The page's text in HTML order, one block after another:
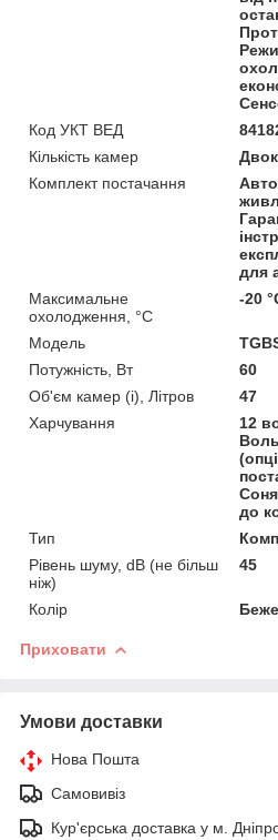
Код УКТ ВЕД
Кількість камер
Комплект постачання
для
Максимальне
охолодження, °C
-20
Мoдель
Потужність, Вт
60
Об'єм камер (і), Літров
47
Харчування
12
до
Тип
Рівень шуму, dB (не більш
ніж)
45
Колір
Приховати
Умови доставки
Нова Пошта
Самовивіз
Кур'єрська доставка у м.